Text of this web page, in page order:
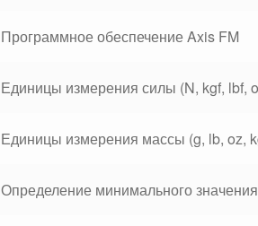
Программное обеспечение Axis FM
Единицы измерения силы (N, kgf, lbf,
Единицы измерения массы (g, lb, oz,
Определение минимального значения